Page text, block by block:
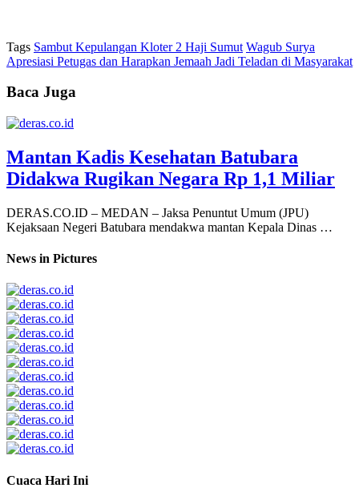
Tags Sambut Kepulangan Kloter 2 Haji Sumut Wagub Surya
Apresiasi Petugas dan Harapkan Jemaah Jadi Teladan di Masyarakat
Baca Juga
Mantan Kadis Kesehatan Batubara
Didakwa Rugikan Negara Rp 1,1 Miliar
DERAS.CO.ID – MEDAN – Jaksa Penuntut Umum (JPU)
Kejaksaan Negeri Batubara mendakwa mantan Kepala Dinas …
News in Pictures
Cuaca Hari Ini